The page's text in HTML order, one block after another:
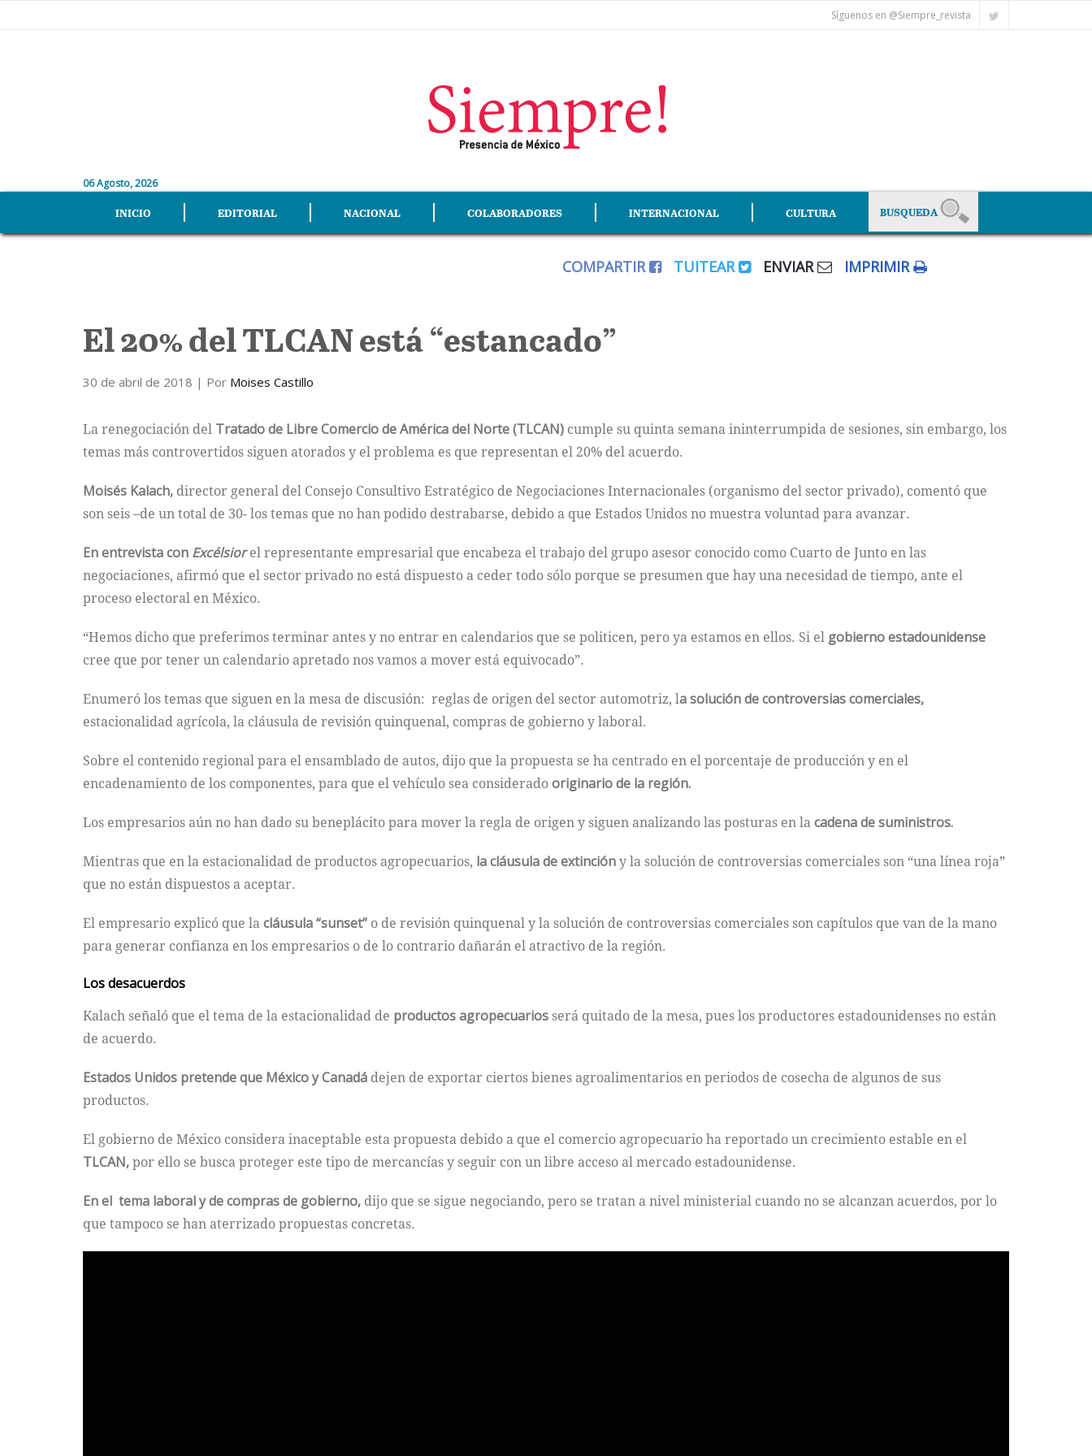
Síguenos en @Siempre_revista
06 Agosto, 2026
INICIO EDITORIAL NACIONAL COLABORADORES INTERNACIONAL CULTURA
COMPARTIR TUITEAR ENVIAR IMPRIMIR
El 20% del TLCAN está “estancado”
30 de abril de 2018 | Por Moises Castillo
La renegociación del Tratado de Libre Comercio de América del Norte (TLCAN) cumple su quinta semana ininterrumpida de sesiones, sin embargo, los
temas más controvertidos siguen atorados y el problema es que representan el 20% del acuerdo.
Moisés Kalach, director general del Consejo Consultivo Estratégico de Negociaciones Internacionales (organismo del sector privado), comentó que
son seis –de un total de 30- los temas que no han podido destrabarse, debido a que Estados Unidos no muestra voluntad para avanzar.
En entrevista con Excélsiorel representante empresarial que encabeza el trabajo del grupo asesor conocido como Cuarto de Junto en las
negociaciones, afirmó que el sector privado no está dispuesto a ceder todo sólo porque se presumen que hay una necesidad de tiempo, ante el
proceso electoral en México.
“Hemos dicho que preferimos terminar antes y no entrar en calendarios que se politicen, pero ya estamos en ellos. Si el gobierno estadounidense
cree que por tener un calendario apretado nos vamos a mover está equivocado”.
Enumeró los temas que siguen en la mesa de discusión: reglas de origen del sector automotriz, la solución de controversias comerciales,
estacionalidad agrícola, la cláusula de revisión quinquenal, compras de gobierno y laboral.
Sobre el contenido regional para el ensamblado de autos, dijo que la propuesta se ha centrado en el porcentaje de producción y en el
encadenamiento de los componentes, para que el vehículo sea consideradooriginario de la región.
Los empresarios aún no han dado su beneplácito para mover la regla de origen y siguen analizando las posturas en lacadena de suministros.
Mientras que en la estacionalidad de productos agropecuarios, la cláusula de extincióny la solución de controversias comerciales son “una línea roja”
que no están dispuestos a aceptar.
El empresario explicó que lacláusula “sunset” o de revisión quinquenal y la solución de controversias comerciales son capítulos que van de la mano
para generar confianza en los empresarios o de lo contrario dañarán el atractivo de la región.
Los desacuerdos
Kalach señaló que el tema de la estacionalidad de productos agropecuariosserá quitado de la mesa, pues los productores estadounidenses no están
de acuerdo.
Estados Unidos pretende que México y Canadá dejen de exportar ciertos bienes agroalimentarios en periodos de cosecha de algunos de sus
productos.
El gobierno de México considera inaceptable esta propuesta debido a que el comercio agropecuario ha reportado un crecimiento estable en el
TLCAN,por ello se busca proteger este tipo de mercancías y seguir con un libre acceso al mercado estadounidense.
En el tema laboral y de compras de gobierno, dijo que se sigue negociando, pero se tratan a nivel ministerial cuando no se alcanzan acuerdos, por lo
que tampoco se han aterrizado propuestas concretas.